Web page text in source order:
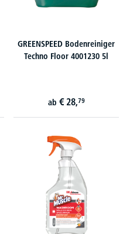
GREENSPEED Bodenreiniger
Techno Floor 4001230 5l
ab € 28,79